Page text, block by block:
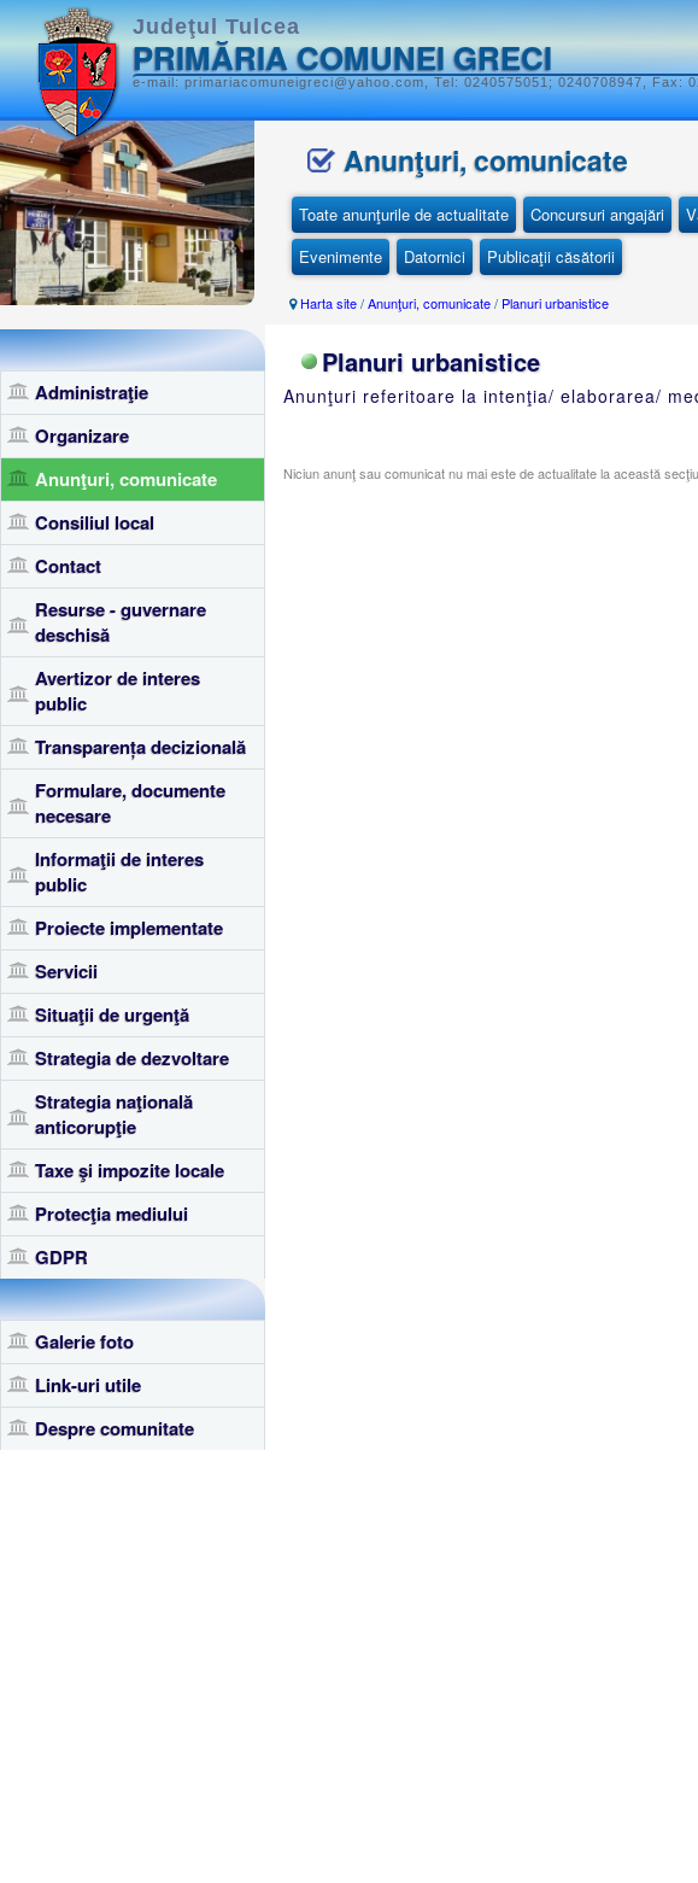
Judeţul Tulcea
PRIMĂRIA COMUNEI GRECI
e-mail: primariacomuneigreci@yahoo.com, Tel: 0240575051; 0240708947,
Administraţie
Organizare
Anunţuri, comunicate
Consiliul local
Contact
Resurse - guvernare
deschisă
Avertizor de interes
public
Transparența decizională
Formulare, documente
necesare
Informaţii de interes
public
Proiecte implementate
Servicii
Situaţii de urgenţă
Strategia de dezvoltare
Strategia naţională
anticorupţie
Taxe şi impozite locale
Protecţia mediului
GDPR
Galerie foto
Link-uri utile
Despre comunitate
Anunţuri, comunicate
Toate anunţurile de actualitate Concursuri angajări
Evenimente
Datornici Publicaţii căsătorii
Harta site/Anunţuri, comunicate/ Planuri urbanistice
Planuri urbanistice
Anunţuri referitoare la intenţia/ elaborarea/
Niciun anunţ sau comunicat nu mai este de actualitate la această